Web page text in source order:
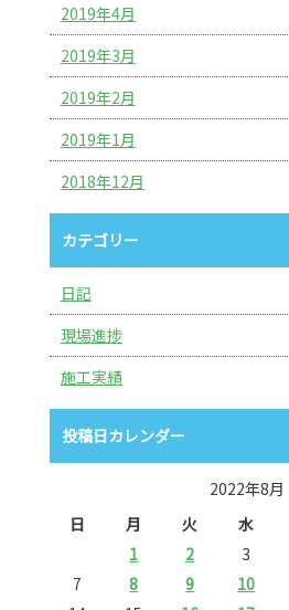
2019年4月
2019年3月
2019年2月
2019年1月
2018年12月
カテゴリー
日記
現場進捗
施工実績
投稿日カレンダー
2022年8月
日
月 火 水
1
2 3
7
8 9 10